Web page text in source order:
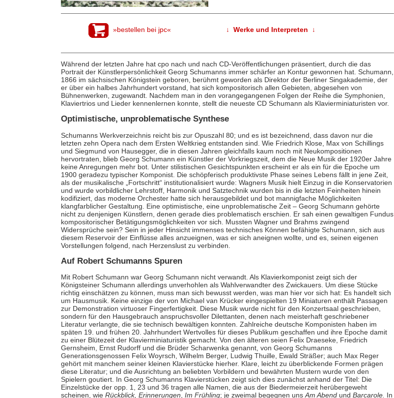
»bestellen bei jpc« ↓ Werke und Interpreten ↓
Während der letzten Jahre hat cpo nach und nach CD-Veröffentlichungen präsentiert, durch die das
Portrait der Künstlerpersönlichkeit Georg Schumanns immer schärfer an Kontur gewonnen hat. Schumann,
1866 im sächsischen Königstein geboren, berühmt geworden als Direktor der Berliner Singakademie, der
er über ein halbes Jahrhundert vorstand, hat sich kompositorisch allen Gebieten, abgesehen von
Bühnenwerken, zugewandt. Nachdem man in den vorangegangenen Folgen der Reihe die Symphonien,
Klaviertrios und Lieder kennenlernen konnte, stellt die neueste CD Schumann als Klavierminiaturisten vor.
Optimistische, unproblematische Synthese
Schumanns Werkverzeichnis reicht bis zur Opuszahl 80; und es ist bezeichnend, dass davon nur die
letzten zehn Opera nach dem Ersten Weltkrieg entstanden sind. Wie Friedrich Klose, Max von Schillings
und Siegmund von Hausegger, die in diesen Jahren gleichfalls kaum noch mit Neukompositionen
hervortraten, blieb Georg Schumann ein Künstler der Vorkriegszeit, dem die Neue Musik der 1920er Jahre
keine Anregungen mehr bot. Unter stilistischen Gesichtspunkten erscheint er als ein für die Epoche um
1900 geradezu typischer Komponist. Die schöpferisch produktivste Phase seines Lebens fällt in jene Zeit,
als der musikalische „Fortschritt“ institutionalisiert wurde: Wagners Musik hielt Einzug in die Konservatorien
und wurde vorbildlicher Lehrstoff, Harmonik und Satztechnik wurden bis in die letzten Feinheiten hinein
kodifiziert, das moderne Orchester hatte sich herausgebildet und bot mannigfache Möglichkeiten
klangfarblicher Gestaltung. Eine optimistische, eine unproblematische Zeit – Georg Schumann gehörte
nicht zu denjenigen Künstlern, denen gerade dies problematisch erschien. Er sah einen gewaltigen Fundus
kompositorischer Betätigungsmöglichkeiten vor sich. Mussten Wagner und Brahms zwingend
Widersprüche sein? Sein in jeder Hinsicht immenses technisches Können befähigte Schumann, sich aus
diesem Reservoir der Einflüsse alles anzueignen, was er sich aneignen wollte, und es, seinen eigenen
Vorstellungen folgend, nach Herzenslust zu verbinden.
Auf Robert Schumanns Spuren
Mit Robert Schumann war Georg Schumann nicht verwandt. Als Klavierkomponist zeigt sich der
Königsteiner Schumann allerdings unverhohlen als Wahlverwandter des Zwickauers. Um diese Stücke
richtig einschätzen zu können, muss man sich bewusst werden, was man hier vor sich hat: Es handelt sich
um Hausmusik. Keine einzige der von Michael van Krücker eingespielten 19 Miniaturen enthält Passagen
zur Demonstration virtuoser Fingerfertigkeit. Diese Musik wurde nicht für den Konzertsaal geschrieben,
sondern für den Hausgebrauch anspruchsvoller Dilettanten, denen nach meisterhaft geschriebener
Literatur verlangte, die sie technisch bewältigen konnten. Zahlreiche deutsche Komponisten haben im
späten 19. und frühen 20. Jahrhundert Wertvolles für dieses Publikum geschaffen und ihre Epoche damit
zu einer Blütezeit der Klavierminiaturistik gemacht. Von den älteren seien Felix Draeseke, Friedrich
Gernsheim, Ernst Rudorff und die Brüder Scharwenka genannt, von Georg Schumanns
Generationsgenossen Felix Woyrsch, Wilhelm Berger, Ludwig Thuille, Ewald Sträßer; auch Max Reger
gehört mit manchem seiner kleinen Klavierstücke hierher. Klare, leicht zu überblickende Formen prägen
diese Literatur; und die Ausrichtung an beliebten Vorbildern und bewährten Mustern wurde von den
Spielern goutiert. In Georg Schumanns Klavierstücken zeigt sich dies zunächst anhand der Titel: Die
Einzelstücke der opp. 1, 23 und 36 tragen alle Namen, die aus der Biedermeierzeit herübergeweht
scheinen, wie Rückblick, Erinnerungen, Im Frühling; je zweimal begegnen unsAm Abendund Barcarole. In